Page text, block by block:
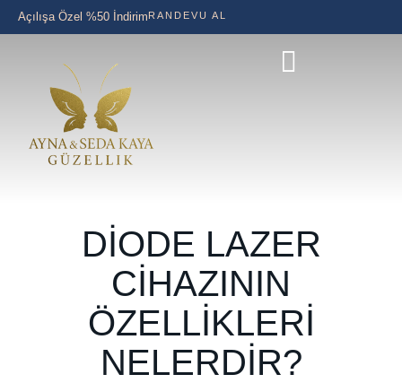
Açılışa Özel %50 İndirimRANDEVU AL
DIODE LAZER
CIHAZININ
ÖZELLIKLERI
NELERDIR?